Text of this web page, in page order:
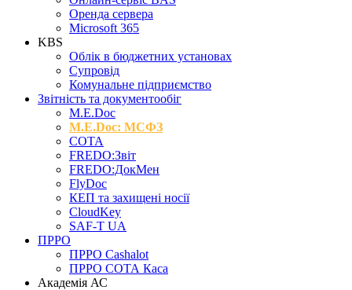
Оренда сервера
Microsoft 365
KBS
Облік в бюджетних установах
Супровід
Комунальне підприємство
Звітність та документообіг
M.Е.Doc
M.E.Doc: МСФЗ
СОТА
FREDO:Звіт
FREDO:ДокМен
FlyDoc
КЕП та захищені носії
CloudKey
SAF-T UA
ПРРО
ПРРО Cashalot
ПРРО СОТА Каса
Академія АС